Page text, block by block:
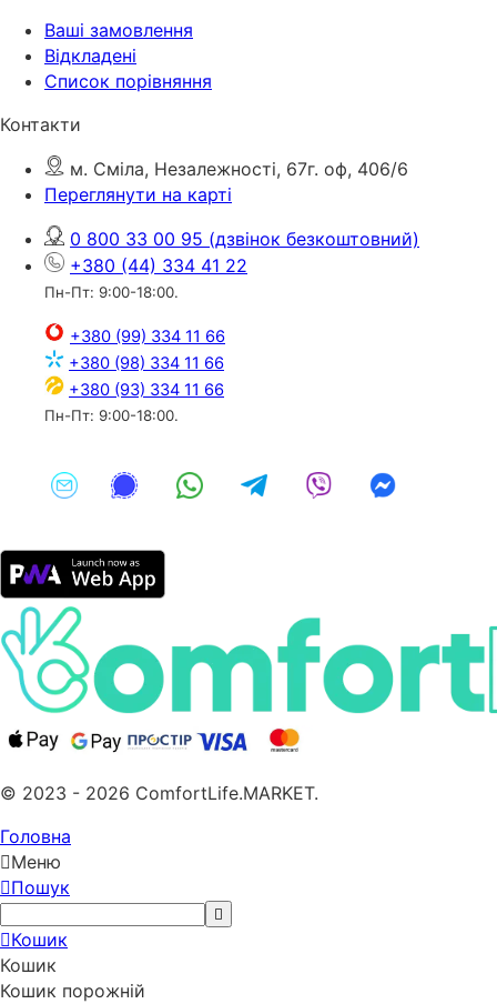
Ваші замовлення
Відкладені
Список порівняння
Контакти
м. Сміла, Незалежності, 67г. оф, 406/6
Переглянути на карті
0 800 33 00 95 (дзвінок безкоштовний)
+380 (44) 334 41 22
Пн-Пт: 9:00-18:00.
+380 (99) 334 11 66
+380 (98) 334 11 66
+380 (93) 334 11 66
Пн-Пт: 9:00-18:00.
© 2023 - 2026 ComfortLife.MARKET.
Головна
Меню
Пошук
Кошик
Кошик
Кошик порожній